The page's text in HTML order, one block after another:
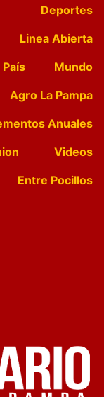
Deportes
Linea Abierta
País
Mundo
Agro La Pampa
Anuales
Videos
Entre Pocillos